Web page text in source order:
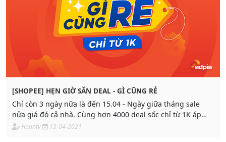
[SHOPEE] HẸN GIỜ SĂN DEAL - GÌ CŨNG RẺ
Chỉ còn 3 ngày nữa là đến 15.04 - Ngày giữa tháng sale
nửa giá đó cả nhà. Cùng hơn 4000 deal sốc chỉ từ 1K áp
dụng mọi hình thức thanh toán dành tặng cả nhà
Hoantv 13-04-2021